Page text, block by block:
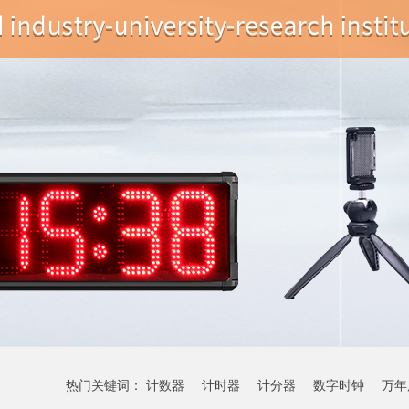
热门关键词： 计数器 计时器 计分器 数字时钟 万